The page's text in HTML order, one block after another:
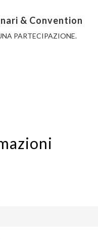
& Convention
PARTECIPAZIONE.